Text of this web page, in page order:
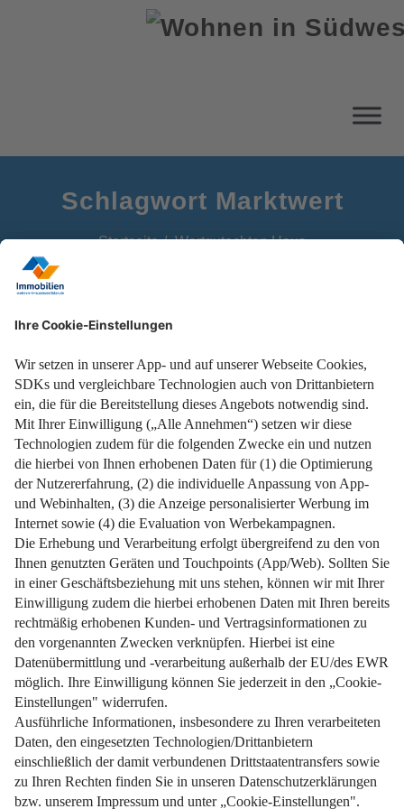
Schlagwort Marktwert
Startseite Wertgutachten Haus
Eine Unterstützung beim Hauskauf, Hausverkauf oder
Preisverhandlungen.
Weiterlesen
Impressum Datenschutz Nutzungsbedingungen
Pflichtinformationen AGB Über uns Bildquellen
Barrierefreiheit Widerrufsformular
Cookie-Einstellungen